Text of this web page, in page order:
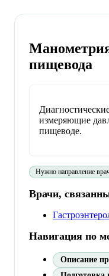
пищевода
измеряющие
пищеводе.
Нужно направление
Врачи,
Навигация по
Описание